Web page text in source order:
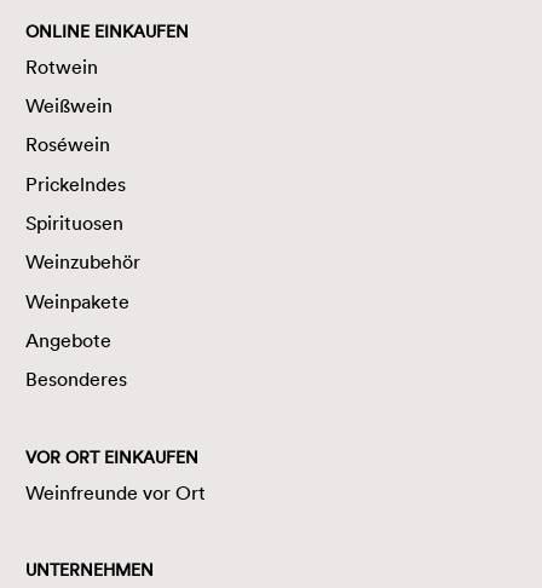
ONLINE EINKAUFEN
Rotwein
Weißwein
Roséwein
Prickelndes
Spirituosen
Weinzubehör
Weinpakete
Angebote
Besonderes
VOR ORT EINKAUFEN
Weinfreunde vor Ort
UNTERNEHMEN